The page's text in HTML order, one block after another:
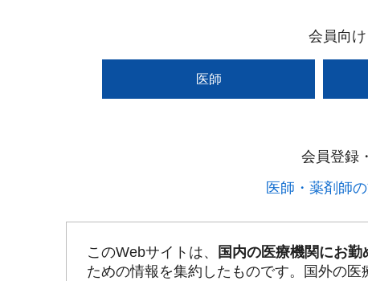
会員向
医師
会員登録
医師・薬剤師
このWebサイトは、 国内の医療機関にお勤
ための情報を集約したものです。国外の